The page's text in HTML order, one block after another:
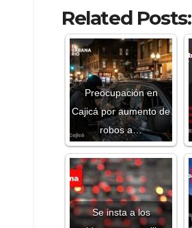
Related Posts:
Preocupación en
Cajicá por aumento de
robos a…
Se insta a los